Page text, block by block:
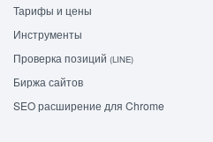
Тарифы и цены
Инструменты
Проверка позиций (LINE)
Биржа сайтов
SEO расширение для Chrome